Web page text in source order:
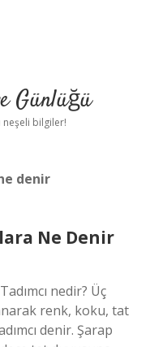
Günlüğü
neşeli bilgiler!
denir
Ne Denir
nedir? Üç
renk, koku, tat
denir. Şarap